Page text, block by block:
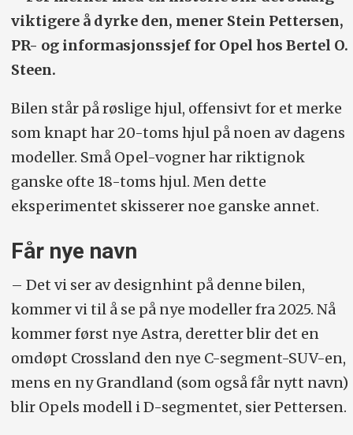
viktigere å dyrke den, mener Stein Pettersen,
PR- og informasjonssjef for Opel hos Bertel O.
Steen.
Bilen står på røslige hjul, offensivt for et merke
som knapt har 20-toms hjul på noen av dagens
modeller. Små Opel-vogner har riktignok
ganske ofte 18-toms hjul. Men dette
eksperimentet skisserer noe ganske annet.
Får nye navn
– Det vi ser av designhint på denne bilen,
kommer vi til å se på nye modeller fra 2025. Nå
kommer først nye Astra, deretter blir det en
omdøpt Crossland den nye C-segment-SUV-en,
mens en ny Grandland (som også får nytt navn)
blir Opels modell i D-segmentet, sier Pettersen.